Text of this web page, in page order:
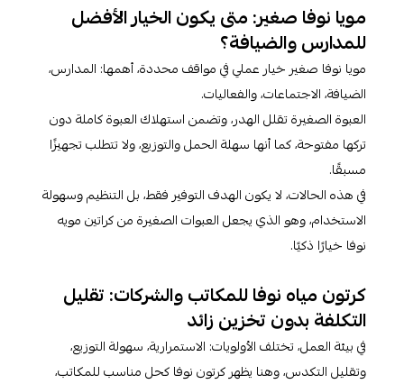
مويا نوفا صغير: متى يكون الخيار الأفضل
للمدارس والضيافة؟
مويا نوفا صغير خيار عملي في مواقف محددة، أهمها: المدارس،
الضيافة، الاجتماعات، والفعاليات.
العبوة الصغيرة تقلل الهدر، وتضمن استهلاك العبوة كاملة دون
تركها مفتوحة، كما أنها سهلة الحمل والتوزيع، ولا تتطلب تجهيزًا
مسبقًا.
في هذه الحالات، لا يكون الهدف التوفير فقط، بل التنظيم وسهولة
الاستخدام، وهو الذي يجعل العبوات الصغيرة من كراتين مويه
نوفا خيارًا ذكيًا.
كرتون مياه نوفا للمكاتب والشركات: تقليل
التكلفة بدون تخزين زائد
في بيئة العمل، تختلف الأولويات: الاستمرارية، سهولة التوزيع،
وتقليل التكدس، وهنا يظهر كرتون نوفا كحل مناسب للمكاتب،